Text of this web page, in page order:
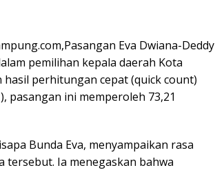
Eva Dwiana-Deddy
pemilihan kepala daerah Kota
perhitungan cepat (quick count)
pasangan ini memperoleh 73,21
Bunda Eva, menyampaikan rasa
tersebut. Ia menegaskan bahwa